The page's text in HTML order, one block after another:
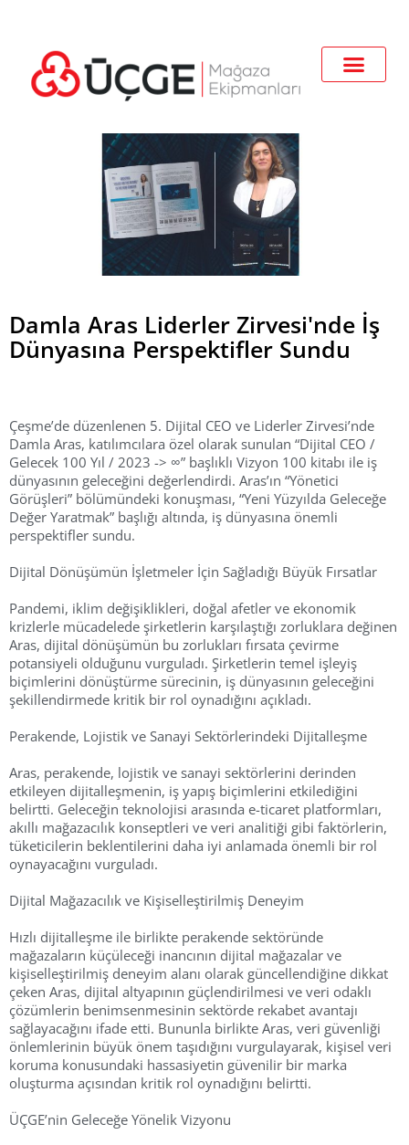
Damla Aras Liderler Zirvesi'nde İş
Dünyasına Perspektifler Sundu
Çeşme’de düzenlenen 5. Dijital CEO ve Liderler Zirvesi’nde
Damla Aras, katılımcılara özel olarak sunulan “Dijital CEO /
Gelecek 100 Yıl / 2023 -> ∞” başlıklı Vizyon 100 kitabı ile iş
dünyasının geleceğini değerlendirdi. Aras’ın “Yönetici
Görüşleri” bölümündeki konuşması, “Yeni Yüzyılda Geleceğe
Değer Yaratmak” başlığı altında, iş dünyasına önemli
perspektifler sundu.
Dijital Dönüşümün İşletmeler İçin Sağladığı Büyük Fırsatlar
Pandemi, iklim değişiklikleri, doğal afetler ve ekonomik
krizlerle mücadelede şirketlerin karşılaştığı zorluklara değinen
Aras, dijital dönüşümün bu zorlukları fırsata çevirme
potansiyeli olduğunu vurguladı. Şirketlerin temel işleyiş
biçimlerini dönüştürme sürecinin, iş dünyasının geleceğini
şekillendirmede kritik bir rol oynadığını açıkladı.
Perakende, Lojistik ve Sanayi Sektörlerindeki Dijitalleşme
Aras, perakende, lojistik ve sanayi sektörlerini derinden
etkileyen dijitalleşmenin, iş yapış biçimlerini etkilediğini
belirtti. Geleceğin teknolojisi arasında e-ticaret platformları,
akıllı mağazacılık konseptleri ve veri analitiği gibi faktörlerin,
tüketicilerin beklentilerini daha iyi anlamada önemli bir rol
oynayacağını vurguladı.
Dijital Mağazacılık ve Kişiselleştirilmiş Deneyim
Hızlı dijitalleşme ile birlikte perakende sektöründe
mağazaların küçüleceği inancının dijital mağazalar ve
kişiselleştirilmiş deneyim alanı olarak güncellendiğine dikkat
çeken Aras, dijital altyapının güçlendirilmesi ve veri odaklı
çözümlerin benimsenmesinin sektörde rekabet avantajı
sağlayacağını ifade etti. Bununla birlikte Aras, veri güvenliği
önlemlerinin büyük önem taşıdığını vurgulayarak, kişisel veri
koruma konusundaki hassasiyetin güvenilir bir marka
oluşturma açısından kritik rol oynadığını belirtti.
ÜÇGE’nin Geleceğe Yönelik Vizyonu